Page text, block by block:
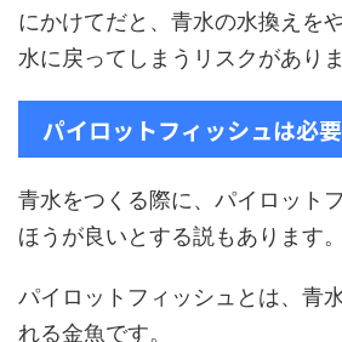
にかけてだと、青水の水換えを
水に戻ってしまうリスクがありま
パイロットフィッシュは必
青水をつくる際に、パイロット
ほうが良いとする説もあります。
パイロットフィッシュとは、青
れる金魚です。